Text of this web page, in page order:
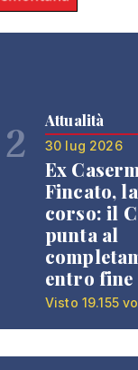
2 Attualità
30 lug 2026
Ex
Fincato,
corso: il
punta al
entro fine
Visto 19.155